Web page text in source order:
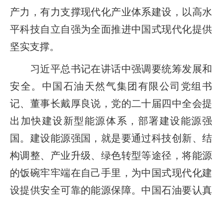
产力，有力支撑现代化产业体系建设，以高水
平科技自立自强为全面推进中国式现代化提供
坚实支撑。
习近平总书记在讲话中强调要统筹发展和
安全。中国石油天然气集团有限公司党组书
记、董事长戴厚良说，党的二十届四中全会提
出加快建设新型能源体系，部署建设能源强
国。建设能源强国，就是要通过科技创新、结
构调整、产业升级、绿色转型等途径，将能源
的饭碗牢牢端在自己手里，为中国式现代化建
设提供安全可靠的能源保障。中国石油要认真